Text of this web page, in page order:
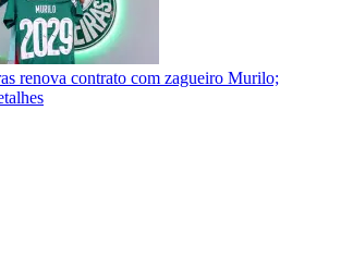
renova contrato com zagueiro Murilo;